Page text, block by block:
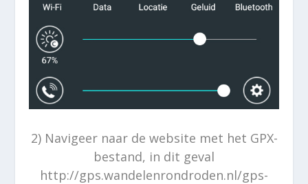
2) Navigeer naar de website met het GPX-
bestand, in dit geval
http://gps.wandelenrondroden.nl/gps-